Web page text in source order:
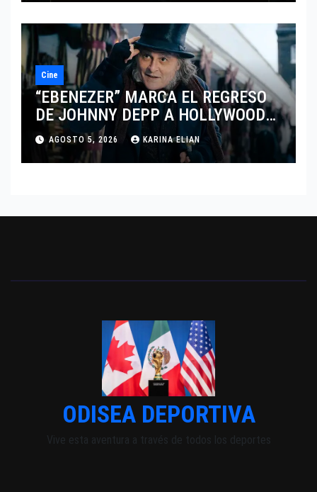
Cine
“EBENEZER” MARCA EL REGRESO
DE JOHNNY DEPP A HOLLYWOOD
TRAS SU PASO POR EL CINE
INDEPENDIENTE EUROPEO
AGOSTO 5, 2026 KARINA ELIAN
ODISEA DEPORTIVA
Vive esta aventura a través de todos los deportes